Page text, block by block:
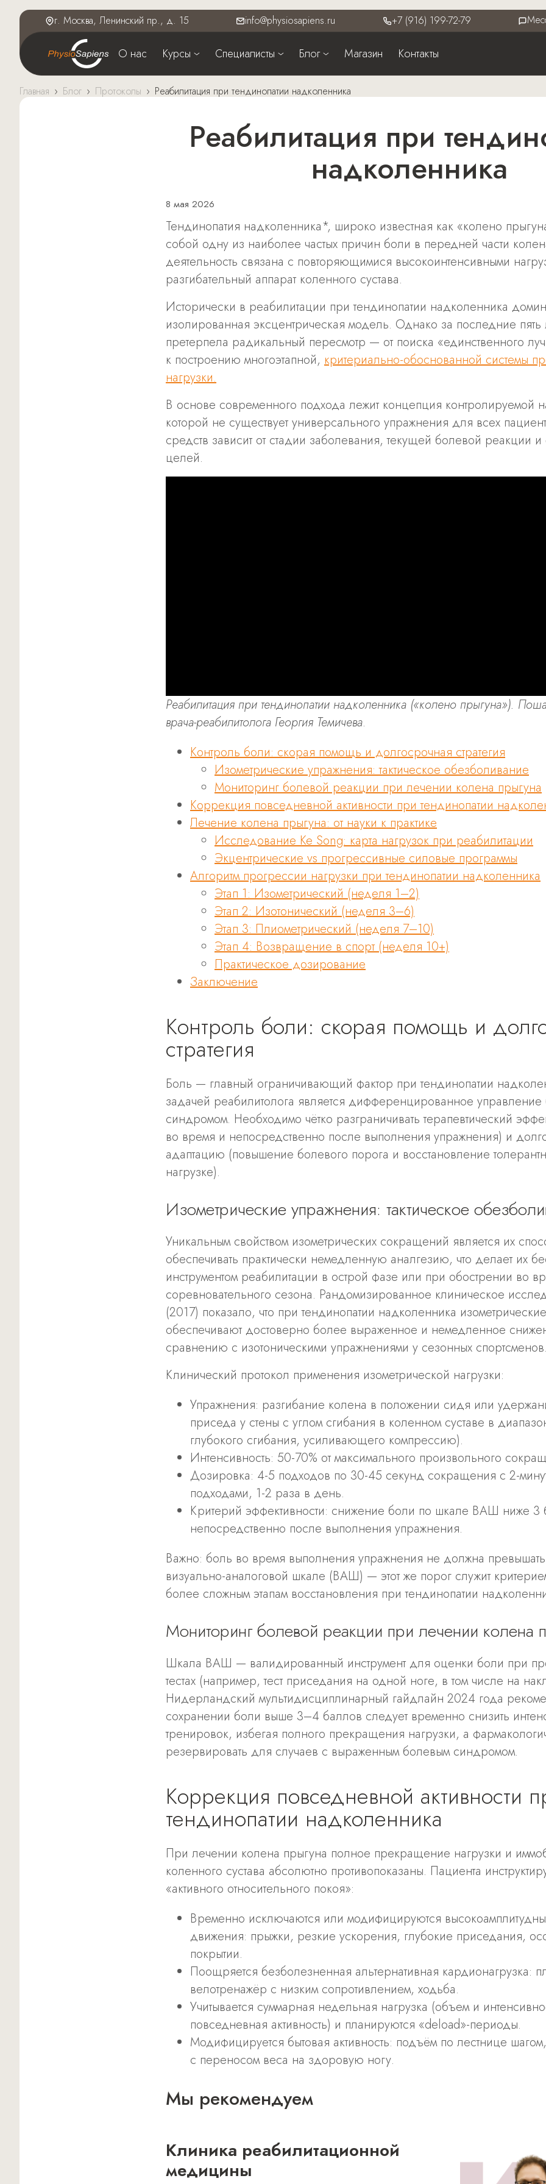
г. Москва, Ленинский пр., д. 15 info@physiosapiens.ru +7 (916) 199-72-79
О нас Курсы Специалисты Блог Магазин Контакты
Главная › Блог › Протоколы › Реабилитация при тендинопатии надколенника
Реабилитация при тендинопатии
надколенника
8 мая 2026
Тендинопатия надколенника*, широко известная как «колено
собой одну из наиболее частых причин боли в передней части
деятельность связана с повторяющимися высокоинтенсивными
разгибательный аппарат коленного сустава.
Исторически в реабилитации при тендинопатии надколенника
изолированная эксцентрическая модель. Однако за последние пять
претерпела радикальный пересмотр — от поиска «единственного
к построению многоэтапной, критериально-обоснованной системы
нагрузки.
В основе современного подхода лежит концепция контролируемой
которой не существует универсального упражнения для всех
средств зависит от стадии заболевания, текущей болевой реакции
целей.
Реабилитация при тендинопатии надколенника («колено прыгуна»).
врача-реабилитолога Георгия Темичева.
Контроль боли: скорая помощь и долгосрочная стратегия
Изометрические упражнения: тактическое обезболивание
Мониторинг болевой реакции при лечении колена прыгуна
Коррекция повседневной активности при тендинопатии
Лечение колена прыгуна: от науки к практике
Исследование Ke Song: карта нагрузок при реабилитации
Экцентрические vs прогрессивные силовые программы
Алгоритм прогрессии нагрузки при тендинопатии надколенника
Этап 1: Изометрический (неделя 1–2)
Этап 2: Изотонический (неделя 3–6)
Этап 3: Плиометрический (неделя 7–10)
Этап 4: Возвращение в спорт (неделя 10+)
Практическое дозирование
Заключение
Контроль боли: скорая помощь и
стратегия
Боль — главный ограничивающий фактор при тендинопатии
задачей реабилитолога является дифференцированное
синдромом. Необходимо чётко разграничивать терапевтический
во время и непосредственно после выполнения упражнения) и
адаптацию (повышение болевого порога и восстановление
нагрузке).
Изометрические упражнения: тактическое
Уникальным свойством изометрических сокращений является их
обеспечивать практически немедленную аналгезию, что делает их
инструментом реабилитации в острой фазе или при обострении во
соревновательного сезона. Рандомизированное клиническое
(2017) показало, что при тендинопатии надколенника
обеспечивают достоверно более выраженное и немедленное
сравнению с изотоническими упражнениями у сезонных спортсменов.
Клинический протокол применения изометрической нагрузки:
Упражнения: разгибание колена в положении сидя или
приседа у стены с углом сгибания в коленном суставе в
глубокого сгибания, усиливающего компрессию).
Интенсивность: 50-70% от максимального произвольного
Дозировка: 4-5 подходов по 30-45 секунд сокращения с 2-
подходами, 1-2 раза в день.
Критерий эффективности: снижение боли по шкале ВАШ ниже 3
непосредственно после выполнения упражнения.
Важно: боль во время выполнения упражнения не должна
визуально-аналоговой шкале (ВАШ) — этот же порог служит
более сложным этапам восстановления при тендинопатии
Мониторинг болевой реакции при лечении колена
Шкала ВАШ — валидированный инструмент для оценки боли при
тестах (например, тест приседания на одной ноге, в том числе на
Нидерландский мультидисциплинарный гайдлайн 2024 года
сохранении боли выше 3–4 баллов следует временно снизить
тренировок, избегая полного прекращения нагрузки, а
резервировать для случаев с выраженным болевым синдромом.
Коррекция повседневной активности
тендинопатии надколенника
При лечении колена прыгуна полное прекращение нагрузки и
коленного сустава абсолютно противопоказаны. Пациента
«активного относительного покоя»:
Временно исключаются или модифицируются
движения: прыжки, резкие ускорения, глубокие приседания,
покрытии.
Поощряется безболезненная альтернативная кардионагрузка:
велотренажёр с низким сопротивлением, ходьба.
Учитывается суммарная недельная нагрузка (объем и
повседневная активность) и планируются «deload»-периоды.
Модифицируется бытовая активность: подъём по лестнице
с переносом веса на здоровую ногу.
Мы рекомендуем
Клиника реабилитационной
медицины